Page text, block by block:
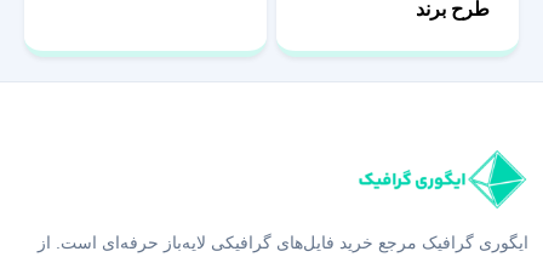
طرح برند
ایگوری گرافیک مرجع خرید فایل‌های گرافیکی لایه‌باز حرفه‌ای است. از